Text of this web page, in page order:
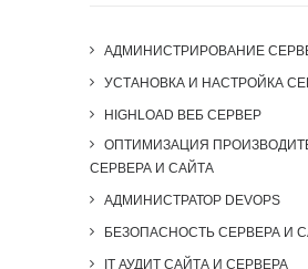
АДМИНИСТРИРОВАНИЕ
УСТАНОВКА И НАСТРОЙКА
HIGHLOAD ВЕБ СЕРВЕР
ОПТИМИЗАЦИЯ
СЕРВЕРА И САЙТА
АДМИНИСТРАТОР DEVOPS
БЕЗОПАСНОСТЬ СЕРВЕРА И
IT АУДИТ САЙТА И СЕРВЕРА